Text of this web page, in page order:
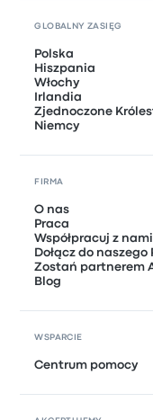
GLOBALNY ZASIĘG
Polska
Hiszpania
Włochy
Irlandia
Zjednoczone
Niemcy
FIRMA
O nas
Praca
Współpracuj z nami
Dołącz do
Zostań partnerem
Blog
WSPARCIE
Centrum pomocy